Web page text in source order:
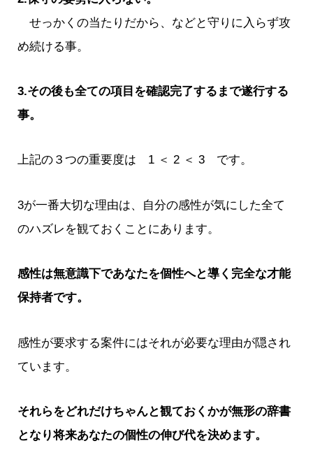
せっかくの当たりだから、などと守りに入らず攻
め続ける事。
3.その後も全ての項目を確認完了するまで遂行する
事。
上記の３つの重要度は 1 ＜ 2 ＜ 3 です。
3が一番大切な理由は、自分の感性が気にした全て
のハズレを観ておくことにあります。
感性は無意識下であなたを個性へと導く完全な才能
保持者です。
感性が要求する案件にはそれが必要な理由が隠され
ています。
それらをどれだけちゃんと観ておくかが無形の辞書
となり将来あなたの個性の伸び代を決めます。